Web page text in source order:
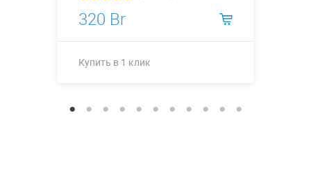
320 Br
Купить в 1 клик